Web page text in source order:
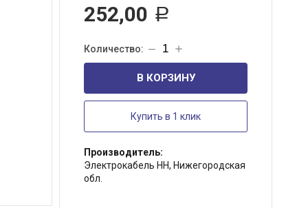
252,00 Р
В КОРЗИНУ
Купить в 1 клик
Производитель:
Электрокабель НН, Нижегородская
обл.